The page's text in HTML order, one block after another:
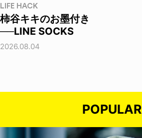
LIFE HACK
柿谷キキのお墨付き
──LINE SOCKS
2026.08.04
POPULAR